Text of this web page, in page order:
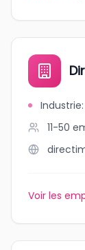
Industrie:
11-50
Voir les